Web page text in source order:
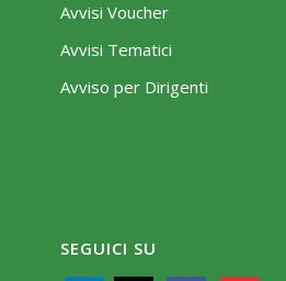
Avvisi Voucher
Avvisi Tematici
Avviso per Dirigenti
SEGUICI SU